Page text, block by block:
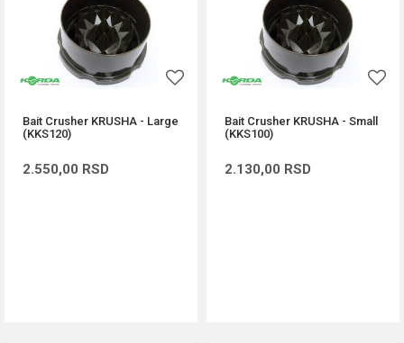
Bait Crusher KRUSHA - Large
(KKS120)
2.550,00 RSD
Bait Crusher KRUSHA - Small
(KKS100)
2.130,00 RSD